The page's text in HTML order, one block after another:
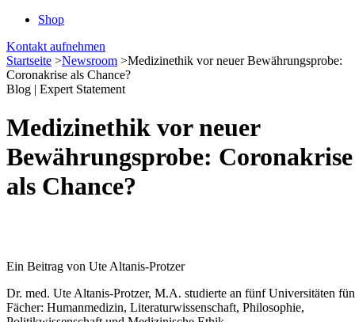
Shop
Menü
schließen
Kontakt aufnehmen
Startseite >Newsroom >Medizinethik vor neuer Bewährungsprobe:
Coronakrise als Chance?
Blog | Expert Statement
Medizinethik vor neuer
Bewährungsprobe: Coronakrise
als Chance?
Ein Beitrag von Ute Altanis-Protzer
Dr. med. Ute Altanis-Protzer, M.A. studierte an fünf Universitäten
Fächer: Humanmedizin, Literaturwissenschaft, Philosophie,